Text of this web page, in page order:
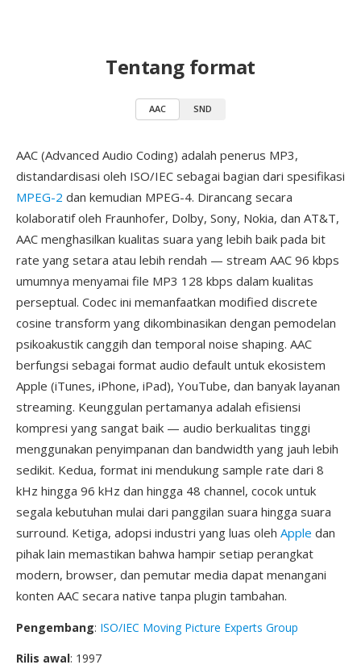
Tentang format
AAC SND
AAC (Advanced Audio Coding) adalah penerus MP3,
distandardisasi oleh ISO/IEC sebagai bagian dari spesifikasi
MPEG-2 dan kemudian MPEG-4. Dirancang secara
kolaboratif oleh Fraunhofer, Dolby, Sony, Nokia, dan AT&T,
AAC menghasilkan kualitas suara yang lebih baik pada bit
rate yang setara atau lebih rendah — stream AAC 96 kbps
umumnya menyamai file MP3 128 kbps dalam kualitas
perseptual. Codec ini memanfaatkan modified discrete
cosine transform yang dikombinasikan dengan pemodelan
psikoakustik canggih dan temporal noise shaping. AAC
berfungsi sebagai format audio default untuk ekosistem
Apple (iTunes, iPhone, iPad), YouTube, dan banyak layanan
streaming. Keunggulan pertamanya adalah efisiensi
kompresi yang sangat baik — audio berkualitas tinggi
menggunakan penyimpanan dan bandwidth yang jauh lebih
sedikit. Kedua, format ini mendukung sample rate dari 8
kHz hingga 96 kHz dan hingga 48 channel, cocok untuk
segala kebutuhan mulai dari panggilan suara hingga suara
surround. Ketiga, adopsi industri yang luas oleh Apple dan
pihak lain memastikan bahwa hampir setiap perangkat
modern, browser, dan pemutar media dapat menangani
konten AAC secara native tanpa plugin tambahan.
Pengembang: ISO/IEC Moving Picture Experts Group
Rilis awal: 1997